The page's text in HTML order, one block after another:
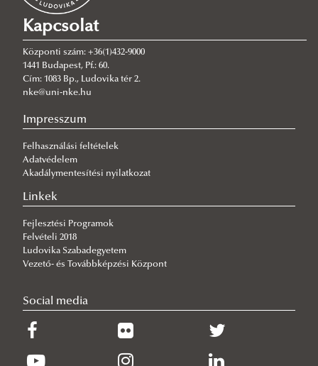
2026. június
2025
2025. január
2025. február
2025. április
2025. május
2025. június
2025. július
2025. szeptember
2025. október
2025. november
2024
2024. január
2024. március
2024. április
2024. május
2024. július
2024. szeptember
2024. október
2024. november
Kapcsolat
Központi szám: +36(1)432-9000
1441 Budapest, Pf.: 60.
Cím: 1083 Bp., Ludovika tér 2.
nke@uni-nke.hu
Impresszum
Felhasználási feltételek
Adatvédelem
Akadálymentesítési nyilatkozat
Linkek
Fejlesztési Programok
Felvételi 2018
Ludovika Szabadegyetem
Vezető- és Továbbképzési Központ
Social media